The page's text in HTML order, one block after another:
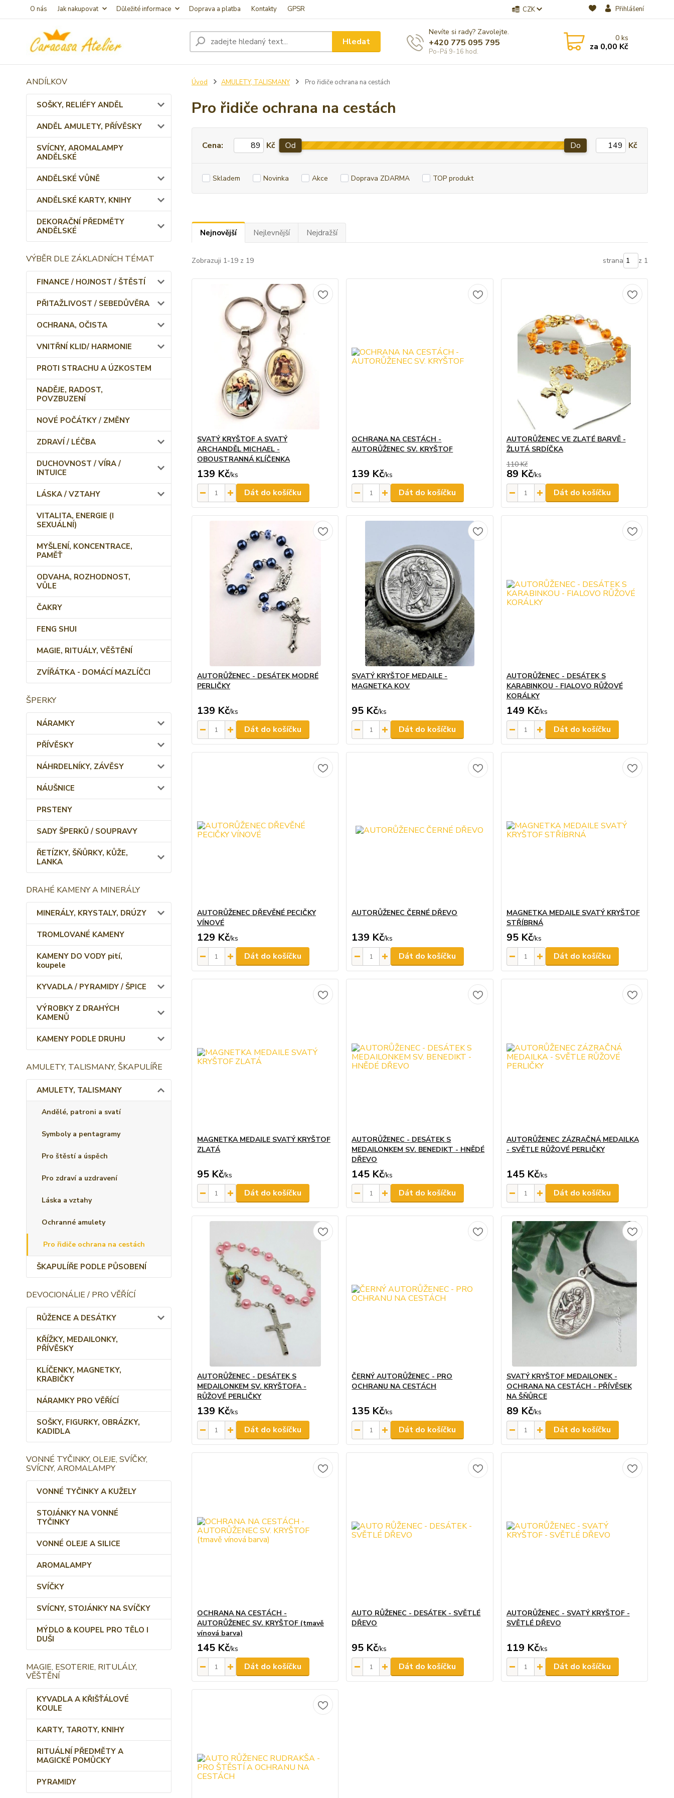
O nás Jak nakupovat Důležité informace Doprava a platba Kontakty GPSR CZK Přihlášení
Hledat
Nevíte si rady? Zavolejte.
+420 775 095 795
Po-Pá 9-16 hod.
0ks
za 0,00 Kč
ANDÍLKOV
SOŠKY, RELIÉFY ANDĚL
ANDĚL AMULETY, PŘÍVĚSKY
SVÍCNY, AROMALAMPY
ANDĚLSKÉ
ANDĚLSKÉ VŮNĚ
ANDĚLSKÉ KARTY, KNIHY
DEKORAČNÍ PŘEDMĚTY
ANDĚLSKÉ
VÝBĚR DLE ZÁKLADNÍCH TÉMAT
FINANCE / HOJNOST / ŠTĚSTÍ
PŘITAŽLIVOST / SEBEDŮVĚRA
OCHRANA, OČISTA
VNITŘNÍ KLID/ HARMONIE
PROTI STRACHU A ÚZKOSTEM
NADĚJE, RADOST,
POVZBUZENÍ
NOVÉ POČÁTKY / ZMĚNY
ZDRAVÍ / LÉČBA
DUCHOVNOST / VÍRA /
INTUICE
LÁSKA / VZTAHY
VITALITA, ENERGIE (I
SEXUÁLNÍ)
MYŠLENÍ, KONCENTRACE,
PAMĚŤ
ODVAHA, ROZHODNOST,
VŮLE
ČAKRY
FENG SHUI
MAGIE, RITUÁLY, VĚŠTĚNÍ
ZVÍŘÁTKA - DOMÁCÍ MAZLÍČCI
ŠPERKY
NÁRAMKY
PŘÍVĚSKY
NÁHRDELNÍKY, ZÁVĚSY
NÁUŠNICE
PRSTENY
SADY ŠPERKŮ / SOUPRAVY
ŘETÍZKY, ŠŇŮRKY, KŮŽE,
LANKA
DRAHÉ KAMENY A MINERÁLY
MINERÁLY, KRYSTALY, DRÚZY
TROMLOVANÉ KAMENY
KAMENY DO VODY pití,
koupele
KYVADLA / PYRAMIDY / ŠPICE
VÝROBKY Z DRAHÝCH
KAMENŮ
KAMENY PODLE DRUHU
AMULETY, TALISMANY, ŠKAPULÍŘE
AMULETY, TALISMANY
Andělé, patroni a svatí
Symboly a pentagramy
Pro štěstí a úspěch
Pro zdraví a uzdravení
Láska a vztahy
Ochranné amulety
Pro řidiče ochrana na cestách
ŠKAPULÍŘE PODLE PŮSOBENÍ
DEVOCIONÁLIE / PRO VĚŘÍCÍ
RŮŽENCE A DESÁTKY
KŘÍŽKY, MEDAILONKY,
PŘÍVĚSKY
KLÍČENKY, MAGNETKY,
KRABIČKY
NÁRAMKY PRO VĚŘÍCÍ
SOŠKY, FIGURKY, OBRÁZKY,
KADIDLA
VONNÉ TYČINKY, OLEJE, SVÍČKY,
SVÍCNY, AROMALAMPY
VONNÉ TYČINKY A KUŽELY
STOJÁNKY NA VONNÉ
TYČINKY
VONNÉ OLEJE A SILICE
AROMALAMPY
SVÍČKY
SVÍCNY, STOJÁNKY NA SVÍČKY
MÝDLO & KOUPEL PRO TĚLO I
DUŠI
MAGIE, ESOTERIE, RITULÁLY,
VĚŠTĚNÍ
KYVADLA A KŘIŠŤÁLOVÉ
KOULE
KARTY, TAROTY, KNIHY
RITUÁLNÍ PŘEDMĚTY A
MAGICKÉ POMŮCKY
PYRAMIDY
Úvod AMULETY, TALISMANY Pro řidiče ochrana na cestách
Pro řidiče ochrana na cestách
Cena: Kč Od Do Kč
Skladem Novinka Akce Doprava ZDARMA TOP produkt
Nejnovější Nejlevnější Nejdražší
Zobrazuji 1-19 z 19 strana z 1
SVATÝ KRYŠTOF A SVATÝ
ARCHANDĚL MICHAEL -
OBOUSTRANNÁ KLÍČENKA
139 Kč/ks
Dát do košíčku
OCHRANA NA CESTÁCH -
AUTORŮŽENEC SV. KRYŠTOF
139 Kč/ks
Dát do košíčku
AUTORŮŽENEC VE ZLATÉ BARVĚ -
ŽLUTÁ SRDÍČKA
110 Kč
89 Kč/ks
Dát do košíčku
AUTORŮŽENEC - DESÁTEK MODRÉ
PERLIČKY
139 Kč/ks
Dát do košíčku
SVATÝ KRYŠTOF MEDAILE -
MAGNETKA KOV
95 Kč/ks
Dát do košíčku
AUTORŮŽENEC - DESÁTEK S
KARABINKOU - FIALOVO RŮŽOVÉ
KORÁLKY
149 Kč/ks
Dát do košíčku
AUTORŮŽENEC DŘEVĚNÉ PECIČKY
VÍNOVÉ
129 Kč/ks
Dát do košíčku
AUTORŮŽENEC ČERNÉ DŘEVO
139 Kč/ks
Dát do košíčku
MAGNETKA MEDAILE SVATÝ KRYŠTOF
STŘÍBRNÁ
95 Kč/ks
Dát do košíčku
MAGNETKA MEDAILE SVATÝ KRYŠTOF
ZLATÁ
95 Kč/ks
Dát do košíčku
AUTORŮŽENEC - DESÁTEK S
MEDAILONKEM SV. BENEDIKT - HNĚDÉ
DŘEVO
145 Kč/ks
Dát do košíčku
AUTORŮŽENEC ZÁZRAČNÁ MEDAILKA
- SVĚTLE RŮŽOVÉ PERLIČKY
145 Kč/ks
Dát do košíčku
AUTORŮŽENEC - DESÁTEK S
MEDAILONKEM SV. KRYŠTOFA -
RŮŽOVÉ PERLIČKY
139 Kč/ks
Dát do košíčku
ČERNÝ AUTORŮŽENEC - PRO
OCHRANU NA CESTÁCH
135 Kč/ks
Dát do košíčku
SVATÝ KRYŠTOF MEDAILONEK -
OCHRANA NA CESTÁCH - PŘÍVĚSEK
NA ŠŇŮRCE
89 Kč/ks
Dát do košíčku
OCHRANA NA CESTÁCH -
AUTORŮŽENEC SV. KRYŠTOF (tmavě
vínová barva)
145 Kč/ks
Dát do košíčku
AUTO RŮŽENEC - DESÁTEK - SVĚTLÉ
DŘEVO
95 Kč/ks
Dát do košíčku
AUTORŮŽENEC - SVATÝ KRYŠTOF -
SVĚTLÉ DŘEVO
119 Kč/ks
Dát do košíčku